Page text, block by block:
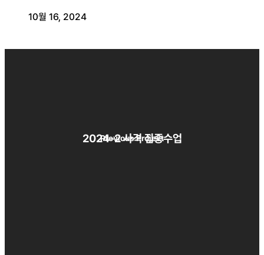
10월 16, 2024
Previous Project
2024-2 사격 집중수업